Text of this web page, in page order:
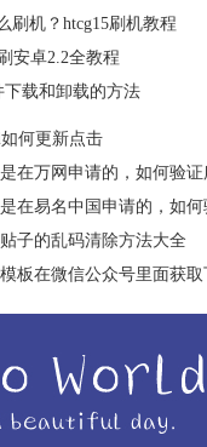
刷机？htcg15刷机教程
安卓2.2全教程
下载和卸载的方法
何更新点击
在万网申请的，如何验
在易名中国申请的，如
子的乱码清除方法大全
板在微信公众号里面获